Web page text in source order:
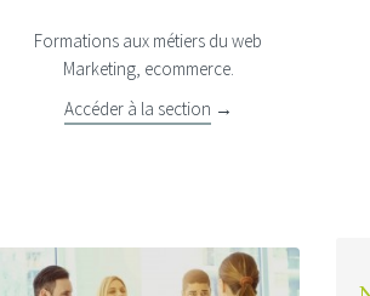
Formations aux métiers du web
Marketing, ecommerce.
Accéder à la section →